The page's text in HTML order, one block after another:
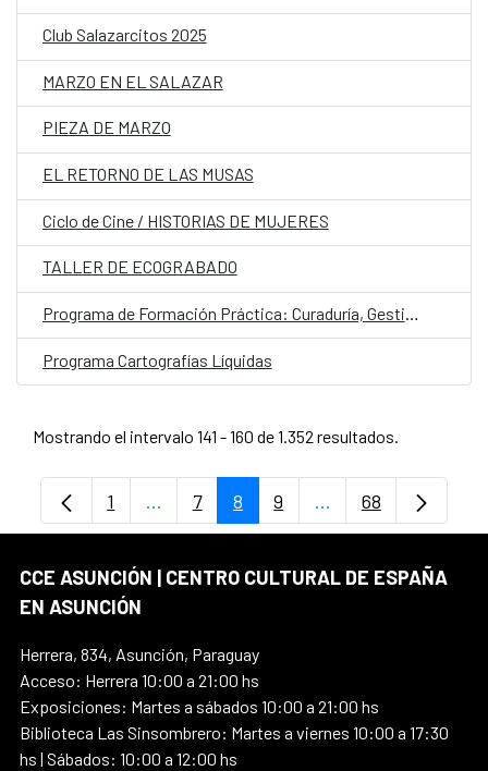
Club Salazarcitos 2025
MARZO EN EL SALAZAR
PIEZA DE MARZO
EL RETORNO DE LAS MUSAS
Ciclo de Cine / HISTORIAS DE MUJERES
TALLER DE ECOGRABADO
Programa de Formación Práctica: Curaduría, Gestión de Exposiciones y Espacios Expositivos
Programa Cartografías Líquidas
Mostrando el intervalo 141 - 160 de 1.352 resultados.
Página
1 ...Páginas intermedias Use TAB para
Página
7 Página
8 Página
9 ...PáginasPágina
68
CCE ASUNCIÓN | CENTRO CULTURAL DE ESPAÑA
EN ASUNCIÓN
Herrera, 834, Asunción, Paraguay
Acceso: Herrera 10:00 a 21:00 hs
Exposiciones: Martes a sábados 10:00 a 21:00 hs
Biblioteca Las Sinsombrero: Martes a viernes 10:00 a 17:30
hs | Sábados: 10:00 a 12:00 hs